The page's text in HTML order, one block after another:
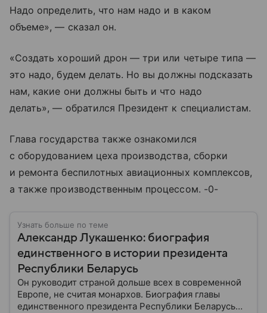
Надо определить, что нам надо и в каком
объеме», — сказал он.
«Создать хороший дрон — три или четыре типа —
это надо, будем делать. Но вы должны подсказать
нам, какие они должны быть и что надо
делать», — обратился Президент к специалистам.
Глава государства также ознакомился
с оборудованием цеха производства, сборки
и ремонта беспилотных авиационных комплексов,
а также производственным процессом. -0-
Узнать больше по теме
Александр Лукашенко: биография
единственного в истории президента
Республики Беларусь
Он руководит страной дольше всех в современной
Европе, не считая монархов. Биография главы
единственного президента Республики Беларусь